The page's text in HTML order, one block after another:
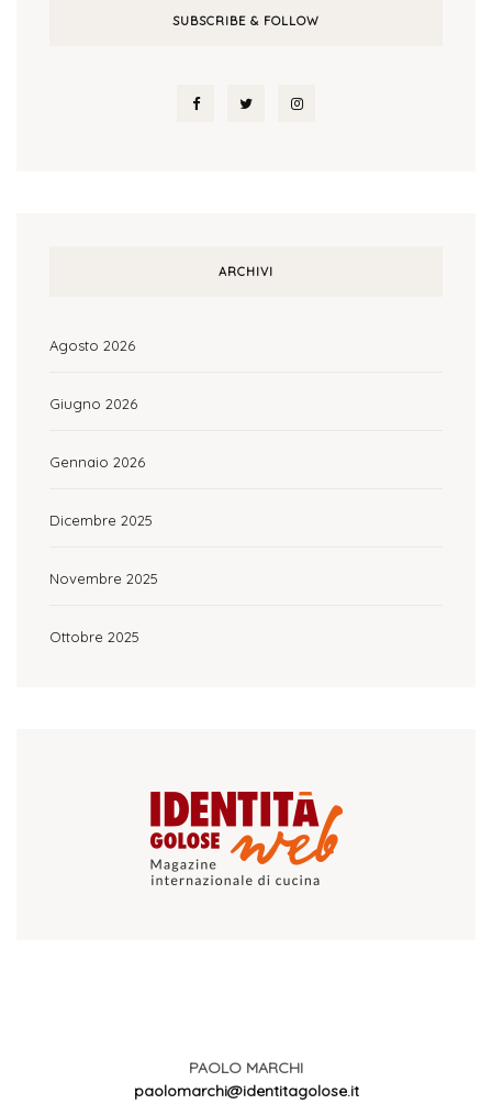
SUBSCRIBE & FOLLOW
ARCHIVI
Agosto 2026
Giugno 2026
Gennaio 2026
Dicembre 2025
Novembre 2025
Ottobre 2025
PAOLO MARCHI
paolomarchi@identitagolose.it